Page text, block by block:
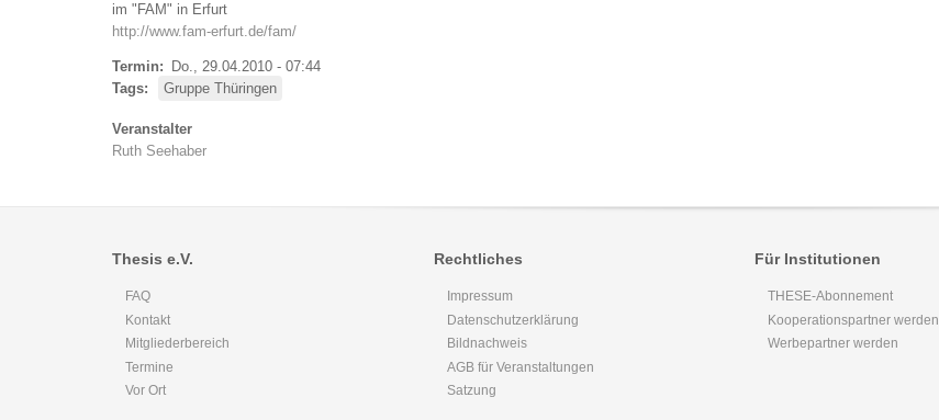
im "FAM" in Erfurt
http://www.fam-erfurt.de/fam/
Termin
Do., 29.04.2010 - 07:44
Tags
Gruppe Thüringen
Veranstalter
Ruth Seehaber
Thesis e.V.
FAQ
Kontakt
Mitgliederbereich
Termine
Vor Ort
Rechtliches
Impressum
Datenschutzerklärung
Bildnachweis
AGB für Veranstaltungen
Satzung
Für Institutionen
THESE-Abonnement
Kooperationspartner werden
Werbepartner werden